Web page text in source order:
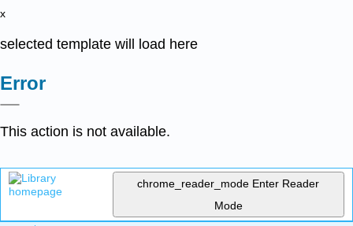
x
selected template will load here
Error
This action is not available.
chrome_reader_mode Enter Reader
Mode